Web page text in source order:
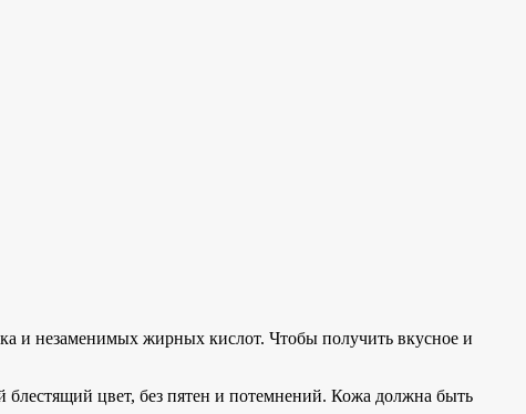
и незаменимых жирных кислот. Чтобы получить вкусное и
цвет, без пятен и потемнений. Кожа должна быть